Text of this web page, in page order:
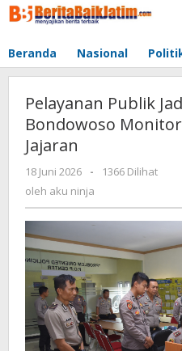
Lewati
ke
Beranda Nasional
Pelayanan Publik
Bondowoso
Jajaran
18 Juni 2026
oleh
aku
-
1366 Dilihat
oleh aku ninja